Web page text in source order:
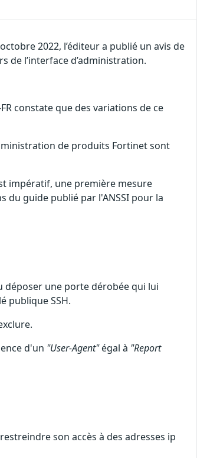
2022, l’éditeur a publié un avis de
de l’interface d’administration.
constate que des variations de ce
de produits Fortinet sont
impératif, une première mesure
du guide publié par l'ANSSI pour la
déposer une porte dérobée qui lui
publique SSH.
d'un "User-Agent"égal à "Report
son accès à des adresses ip